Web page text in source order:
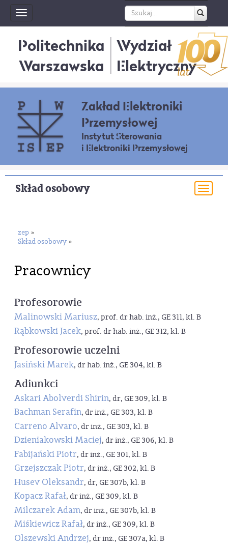
Toggle
navigation
Politechnika
Warszawska
Wydział
Elektryczny
Zakład Elektroniki
Przemysłowej
Instytut Sterowania
i Elektroniki Przemysłowej
Skład osobowy
zep »
Skład osobowy »
Pracownicy
Profesorowie
Malinowski Mariusz, prof. dr hab. inż., GE 311, kl. B
Rąbkowski Jacek, prof. dr hab. inż., GE 312, kl. B
Profesorowie uczelni
Jasiński Marek, dr hab. inż., GE 304, kl. B
Adiunkci
Askari Abolverdi Shirin, dr, GE 309, kl. B
Bachman Serafin, dr inż., GE 303, kl. B
Carreno Alvaro, dr inż., GE 303, kl. B
Dzieniakowski Maciej, dr inż., GE 306, kl. B
Fabijański Piotr, dr inż., GE 301, kl. B
Grzejszczak Piotr, dr inż., GE 302, kl. B
Husev Oleksandr, dr, GE 307b, kl. B
Kopacz Rafał, dr inż., GE 309, kl. B
Milczarek Adam, dr inż., GE 307b, kl. B
Miśkiewicz Rafał, dr inż., GE 309, kl. B
Olszewski Andrzej, dr inż., GE 307a, kl. B